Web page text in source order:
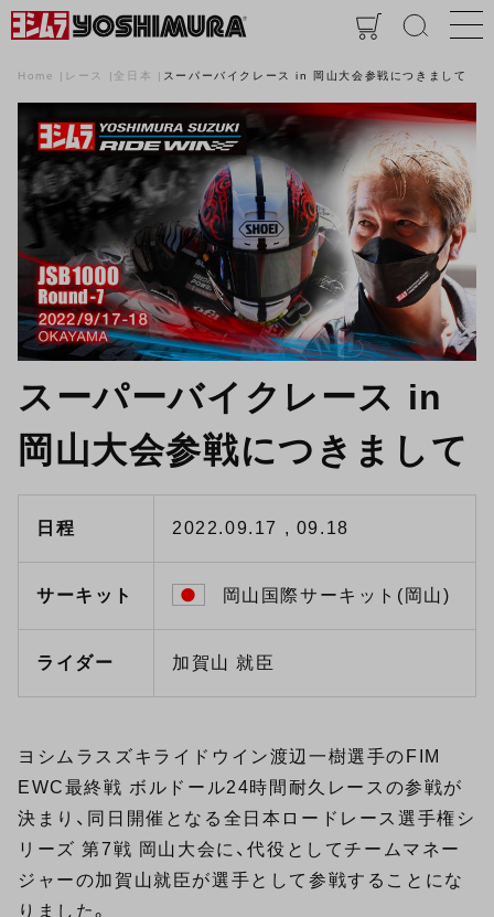
Home レース 全日本 スーパーバイクレース in 岡山大会参戦につきまして
スーパーバイクレース in
岡山大会参戦につきまして
日程 2022.09.17 , 09.18
サーキット 岡山国際サーキット(岡山)
ライダー 加賀山 就臣
ヨシムラスズキライドウイン渡辺一樹選手のFIM
EWC最終戦 ボルドール24時間耐久レースの参戦が
決まり、同日開催となる全日本ロードレース選手権シ
リーズ 第7戦 岡山大会に、代役としてチームマネー
ジャーの加賀山就臣が選手として参戦することにな
りました。